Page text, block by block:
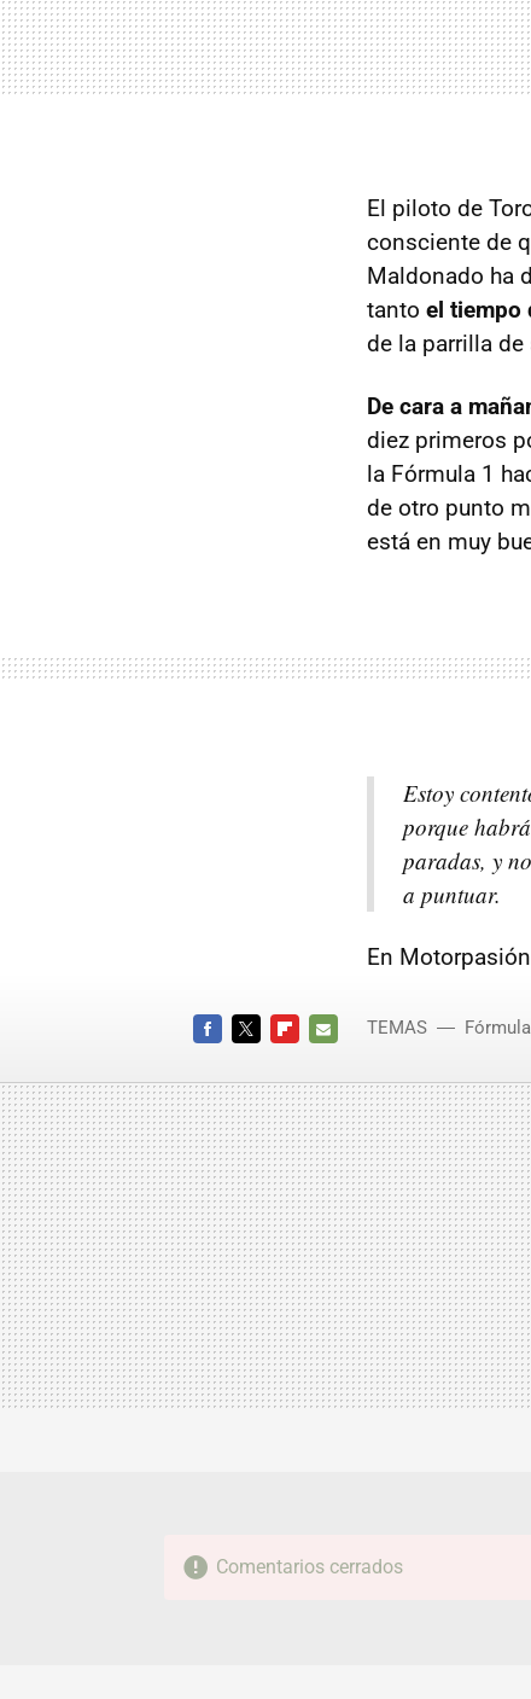
El piloto de
consciente de
Maldonado ha
tanto el tiempo
de la parrilla de
De cara a
diez primeros
la Fórmula 1
de otro punto
está en muy
Estoy
porque
paradas, y
a puntuar.
En
MAIL
TEMAS
Comentarios cerrados